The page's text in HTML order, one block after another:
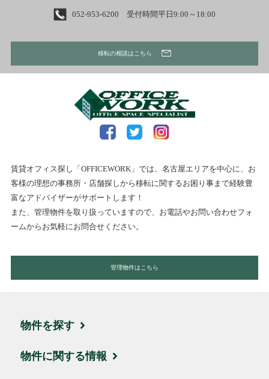
052-953-6200 受付時間平日9:00～18:00
移転の相談はこちら
賃貸オフィス探し「OFFICEWORK」では、名古屋エリアを中心に、お
客様の理想の事務所・店舗探しから移転に関するお困り事まで経験豊
富なアドバイザーがサポートします！
また、管理物件を取り扱っていますので、お電話やお問い合わせフォ
ームからお気軽にお問合せください。
管理物件はこちら
物件を探す
エリア・住所から探す
物件に関する情報